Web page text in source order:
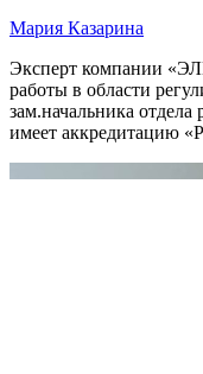
Мария Казарина
Эксперт компании
работы в области
зам.начальника
имеет аккредитацию